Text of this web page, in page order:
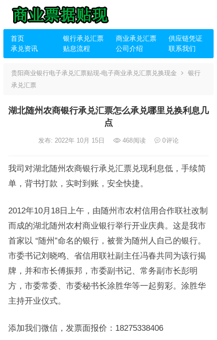
首页 银行承兑汇票 商业承兑汇票
供应链凭证
承兑资讯
贴息流程 公司介绍 联系我们
贵阳商业银行电子承兑汇票贴现-电子商业承兑汇票兑换现金
银行
承兑汇票
湖北随州农商银行承兑汇票怎么承兑哪里兑换利息几
点
发布: 2022年 10月 15日 468阅读 0评论
我司对湖北随州农商银行承兑汇票兑现利息低，手续简
单，背书打款，实时到账，安全快捷。
2012年10月18日上午，由随州市农村信用合作联社改制
而成的湖北随州农村商业银行举行开业庆典。这是我市
首家以 “随州”命名的银行，被誉为随州人自己的银行。
市委书记刘晓鸣、省信用联社副主任冯春共同为该行揭
牌，并和市长傅振邦，市委副书记、常务副市长彭明
方，市委常委、市委秘书长涂胜华等一起剪彩。涂胜华
主持开业仪式。
添加我们微信，发票面报价：18275338406